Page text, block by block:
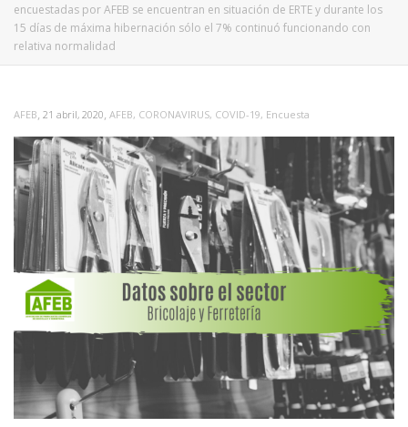
encuestadas por AFEB se encuentran en situación de ERTE y durante los
15 días de máxima hibernación sólo el 7% continuó funcionando con
relativa normalidad
AFEB, 21 abril, 2020, AFEB, CORONAVIRUS, COVID-19, Encuesta